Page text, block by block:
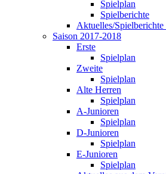
Spielplan
Spielberichte
Aktuelles/Spielberichte
Saison 2017-2018
Erste
Spielplan
Zweite
Spielplan
Alte Herren
Spielplan
A-Junioren
Spielplan
D-Junioren
Spielplan
E-Junioren
Spielplan